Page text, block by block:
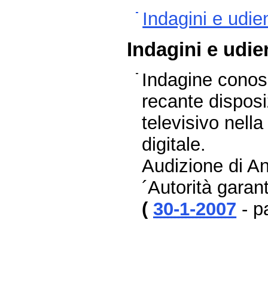
Indagini e
Indagini e
Indagine
recante
televisivo
digitale.
Audizione di
´Autorità
(30-1-2007 -